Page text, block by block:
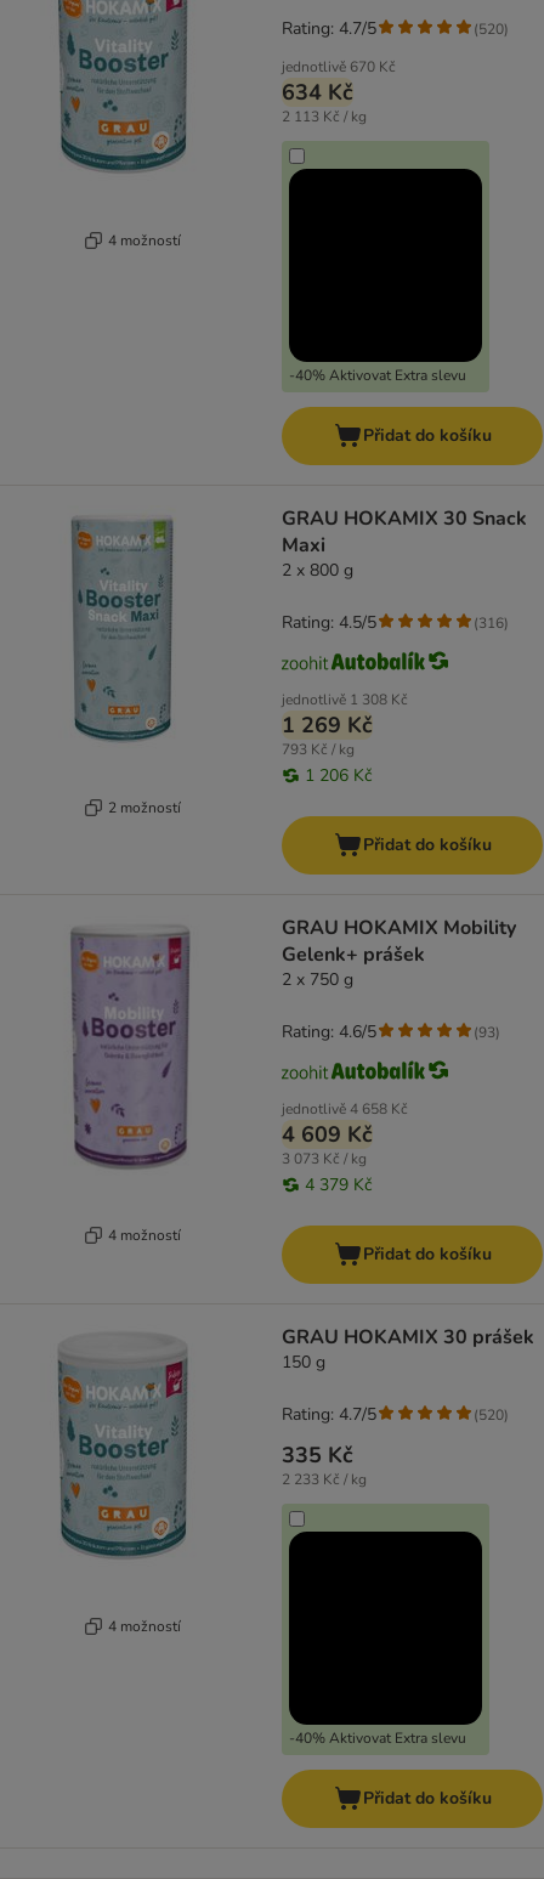
4 možností
jednotlivě 670 Kč
634 Kč
2 113 Kč / kg
-40% Aktivovat Extra slevu
Rating: 4.7/5 (520)
Přidat do košíku
2 možností
GRAU HOKAMIX 30 Snack
Maxi
2 x 800 g
jednotlivě 1 308 Kč
1 269 Kč
793 Kč / kg
1 206 Kč
Rating: 4.5/5 (316)
Přidat do košíku
4 možností
GRAU HOKAMIX Mobility
Gelenk+ prášek
2 x 750 g
jednotlivě4 658 Kč
4 609 Kč
3 073 Kč / kg
4 379 Kč
Rating: 4.6/5 (93)
Přidat do košíku
4 možností
GRAU HOKAMIX 30 prášek
150 g
335 Kč
2 233 Kč / kg
-40% Aktivovat Extra slevu
Rating: 4.7/5 (520)
Přidat do košíku